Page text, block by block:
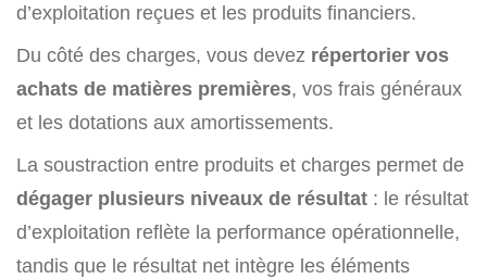
d’exploitation reçues et les produits financiers.
Du côté des charges, vous devez répertorier vos
achats de matières premières, vos frais généraux
et les dotations aux amortissements.
La soustraction entre produits et charges permet de
dégager plusieurs niveaux de résultat : le résultat
d’exploitation reflète la performance opérationnelle,
tandis que le résultat net intègre les éléments